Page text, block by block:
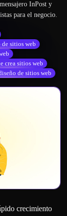
InPost y
para el negocio.
sitios web
crea sitios web
de sitios web
crecimiento